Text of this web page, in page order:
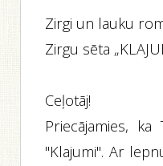
Zirgi un lauku
Zirgu sēta
Ceļotāj!
Priecājamies,
"Klajumi". Ar